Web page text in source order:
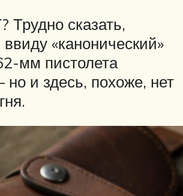
Трудно сказать,
«канонический»
мм пистолета
и здесь, похоже, нет